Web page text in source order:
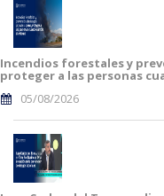
Incendios forestales y
proteger a las personas
05/08/2026